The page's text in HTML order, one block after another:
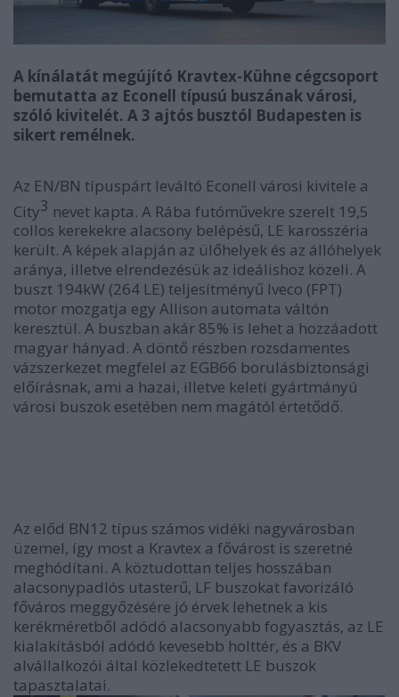
A kínálatát megújító Kravtex-Kühne cégcsoport
bemutatta az Econell típusú buszának városi,
szóló kivitelét. A 3 ajtós busztól Budapesten is
sikert remélnek.
Az EN/BN típuspárt leváltó Econell városi kivitele a
City3 nevet kapta. A Rába futóművekre szerelt 19,5
collos kerekekre alacsony belépésű, LE karosszéria
került. A képek alapján az ülőhelyek és az állóhelyek
aránya, illetve elrendezésük az ideálishoz közeli. A
buszt 194kW (264 LE) teljesítményű Iveco (FPT)
motor mozgatja egy Allison automata váltón
keresztül. A buszban akár 85% is lehet a hozzáadott
magyar hányad. A döntő részben rozsdamentes
vázszerkezet megfelel az EGB66 borulásbiztonsági
előírásnak, ami a hazai, illetve keleti gyártmányú
városi buszok esetében nem magától értetődő.
Az előd BN12 típus számos vidéki nagyvárosban
üzemel, így most a Kravtex a fővárost is szeretné
meghódítani. A köztudottan teljes hosszában
alacsonypadlós utasterű, LF buszokat favorizáló
főváros meggyőzésére jó érvek lehetnek a kis
kerékméretből adódó alacsonyabb fogyasztás, az LE
kialakításból adódó kevesebb holttér, és a BKV
alvállalkozói által közlekedtetett LE buszok
tapasztalatai.